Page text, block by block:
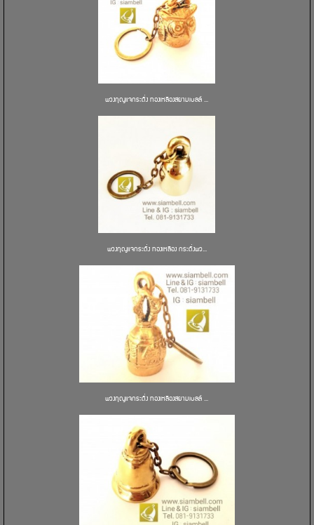
พวงกุญแจกระดิ่ง ทองเหลืองสยามเบลล์ ...
พวงกุญแจกระดิ่ง ทองเหลือง กระดิ่งพว...
พวงกุญแจกระดิ่ง ทองเหลืองสยามเบลล์ ...